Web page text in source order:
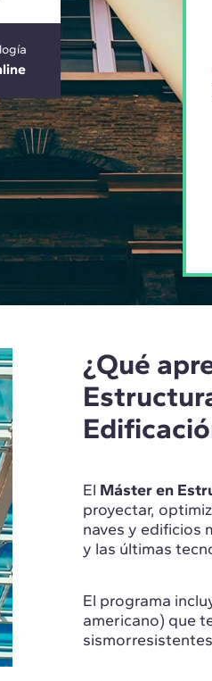
¿Qué
El Máster en
proyectar,
naves y edificios
y las últimas
El programa
americano) que
sismorresistentes